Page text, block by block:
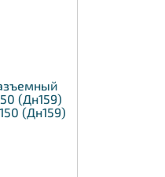
(Дн159)
(Дн159)